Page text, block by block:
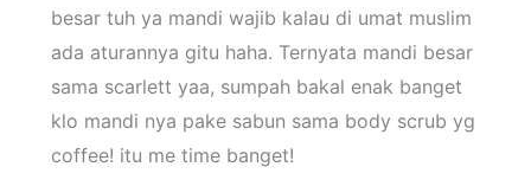
besar tuh ya mandi wajib kalau di umat muslim
ada aturannya gitu haha. Ternyata mandi besar
sama scarlett yaa, sumpah bakal enak banget
klo mandi nya pake sabun sama body scrub yg
coffee! itu me time banget!